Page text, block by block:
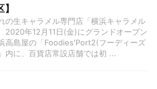
の生キャラメル専門店「横浜キャラメル
2020年12月11日(金)にグランドオープン
高島屋の「Foodies'Port2(フーディーズ
内に、百貨店常設店舗では初 ...